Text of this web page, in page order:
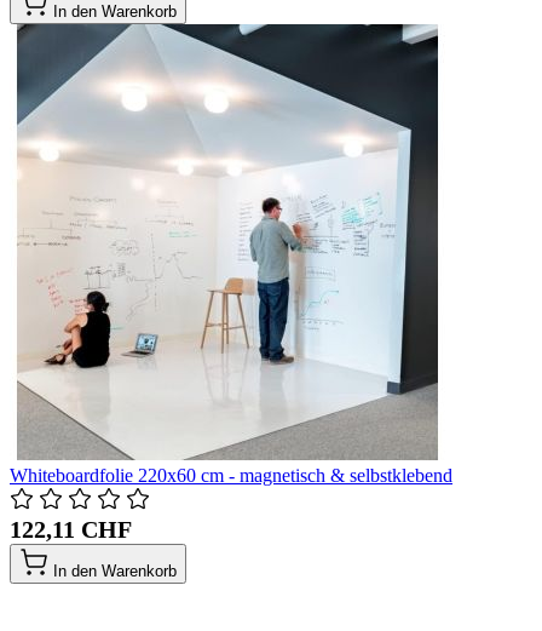
In den Warenkorb
Whiteboardfolie 220x60 cm - magnetisch & selbstklebend
122,11 CHF
In den Warenkorb